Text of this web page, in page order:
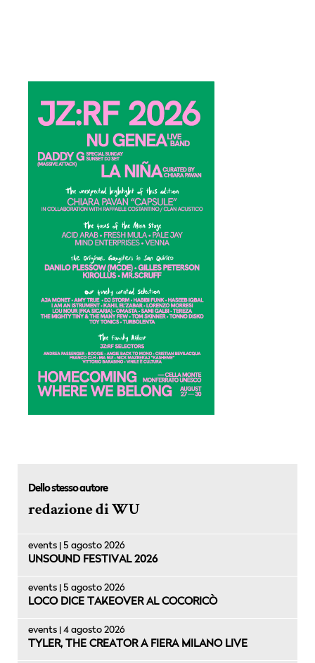
Dello stesso autore
redazione di WU
events | 5 agosto 2026
UNSOUND FESTIVAL 2026
events | 5 agosto 2026
LOCO DICE TAKEOVER AL COCORICÒ
events | 4 agosto 2026
TYLER, THE CREATOR A FIERA MILANO LIVE